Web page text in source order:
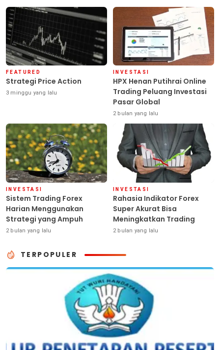
FEATURED
Strategi Price Action
3 minggu yang lalu
INVESTASI
HPX Henan Putihrai Online
Trading Peluang Investasi
Pasar Global
2 bulan yang lalu
INVESTASI
Sistem Trading Forex
Harian Menggunakan
Strategi yang Ampuh
2 bulan yang lalu
INVESTASI
Rahasia Indikator Forex
Super Akurat Bisa
Meningkatkan Trading
2 bulan yang lalu
TERPOPULER